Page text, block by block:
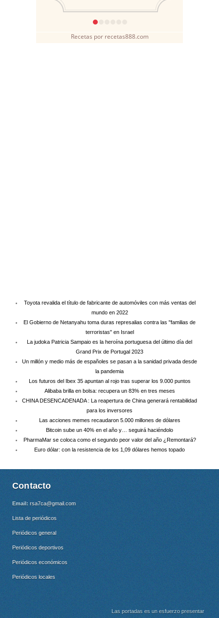
Recetas por recetas888.com
Toyota revalida el título de fabricante de automóviles con más ventas del
mundo en 2022
El Gobierno de Netanyahu toma duras represalias contra las "familias de
terroristas" en Israel
La judoka Patricia Sampaio es la heroína portuguesa del último día del
Grand Prix de Portugal 2023
Un millón y medio más de españoles se pasan a la sanidad privada desde
la pandemia
Los futuros del Ibex 35 apuntan al rojo tras superar los 9.000 puntos
Alibaba brilla en bolsa: recupera un 83% en tres meses
CHINA DESENCADENADA : La reapertura de China generará rentabilidad
para los inversores
Las acciones memes recaudaron 5.000 millones de dólares
Bitcoin sube un 40% en el año y… seguirá haciéndolo
PharmaMar se coloca como el segundo peor valor del año ¿Remontará?
Euro dólar: con la resistencia de los 1,09 dólares hemos topado
Contacto
Email: rsa7ca@gmail.com
Lista de periódicos
Periódicos general
Periódicos deportivos
Periódicos económicos
Periódicos locales
Las portadas es un esfuerzo presentar